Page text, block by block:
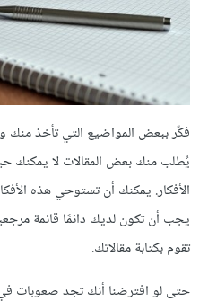
فكّر ببعض المواضيع التي تأخذ منك
يُطلب منك بعض المقالات لا يمكنك
الأفكار. يمكنك أن تستوحي هذه
يجب أن تكون لديك دائمًا قائمة
تقوم بكتابة مقالاتك.
حتى لو افترضنا أنك تجد صعوبات في